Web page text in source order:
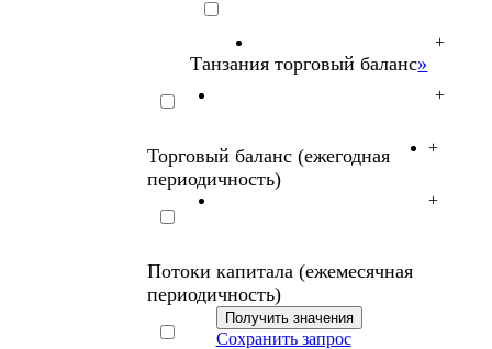
Танзания торговый баланс»
Торговый баланс (ежегодная
периодичность)
Потоки капитала (ежемесячная
периодичность)
+
+
+
+
Сохранить запрос